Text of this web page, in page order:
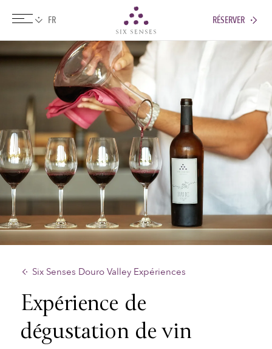
RÉSERVER
Six Senses Douro Valley Expériences
Expérience de
dégustation de vin